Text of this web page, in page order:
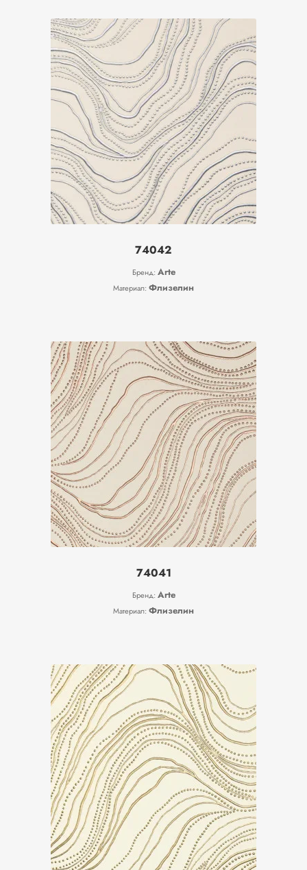
74042
Бренд: Arte
Материал: Флизелин
74041
Бренд: Arte
Материал: Флизелин